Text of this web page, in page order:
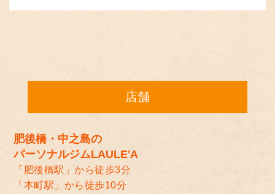
店舗
肥後橋・中之島の
パーソナルジムLAULE'A
「肥後橋駅」から徒歩3分
「本町駅」から徒歩10分